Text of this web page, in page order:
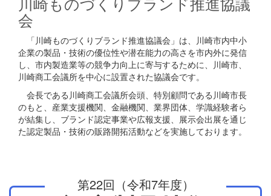
会
「川崎ものづくりブランド推進協議会」は、川崎市内中小
企業の製品・技術の優位性や潜在能力の高さを市内外に発信
し、市内製造業等の競争力向上に寄与するために、川崎市、
川崎商工会議所を中心に設置された協議会です。
会長である川崎商工会議所会頭、特別顧問である川崎市長
のもと、産業支援機関、金融機関、業界団体、学識経験者ら
が結集し、ブランド認定事業や広報支援、展示会出展を通じ
た認定製品・技術の販路開拓活動などを実施しております。
第22回（令和7年度）